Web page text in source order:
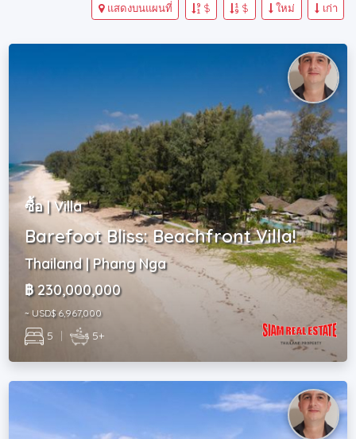
เก่า
ใหม่
$
$
แสดงบนแผนที่
ซื้อ | Villa
Barefoot Bliss: Beachfront Villa!
Thailand | Phang Nga
฿ 230,000,000
~ USD$ 6,967,000
5 | 5+